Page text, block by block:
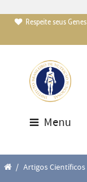
Respeite seus Genes
Menu
/ Artigos Científicos